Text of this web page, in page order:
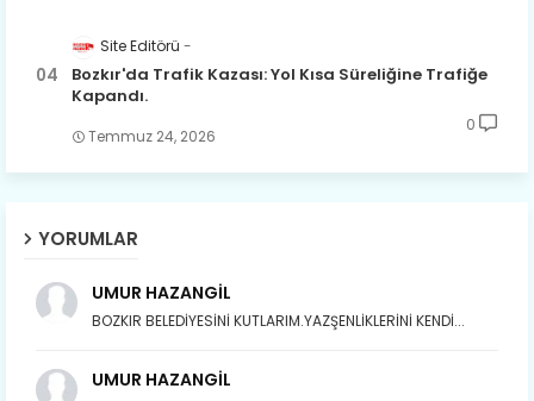
Site Editörü
Bozkır'da Trafik Kazası: Yol Kısa Süreliğine Trafiğe
Kapandı.
Temmuz 24, 2026
0
YORUMLAR
UMUR HAZANGİL
BOZKIR BELEDİYESİNİ KUTLARIM.YAZŞENLİKLERİNİ KENDİ...
UMUR HAZANGİL